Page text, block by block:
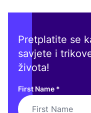
Pretplatite se
savjete i
života!
First Name *